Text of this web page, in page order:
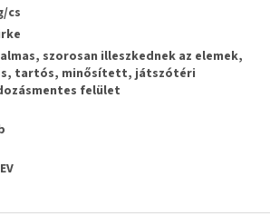
cs
szorosan illeszkednek az elemek,
tartós, minősített, játszótéri
felület